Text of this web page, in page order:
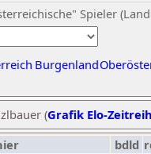
Spieler
Burgenland
(Grafik Elo-
bdld